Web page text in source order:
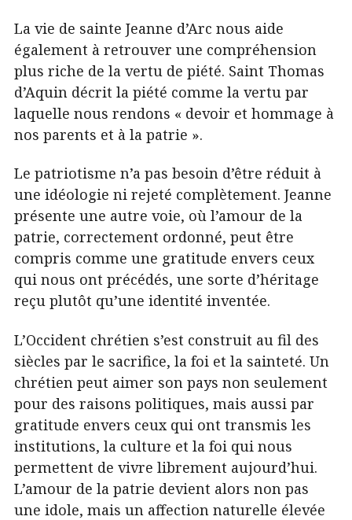
La vie de sainte Jeanne d’Arc nous aide
également à retrouver une compréhension
plus riche de la vertu de piété. Saint Thomas
d’Aquin décrit la piété comme la vertu par
laquelle nous rendons « devoir et hommage à
nos parents et à la patrie ».
Le patriotisme n’a pas besoin d’être réduit à
une idéologie ni rejeté complètement. Jeanne
présente une autre voie, où l’amour de la
patrie, correctement ordonné, peut être
compris comme une gratitude envers ceux
qui nous ont précédés, une sorte d’héritage
reçu plutôt qu’une identité inventée.
L’Occident chrétien s’est construit au fil des
siècles par le sacrifice, la foi et la sainteté. Un
chrétien peut aimer son pays non seulement
pour des raisons politiques, mais aussi par
gratitude envers ceux qui ont transmis les
institutions, la culture et la foi qui nous
permettent de vivre librement aujourd’hui.
L’amour de la patrie devient alors non pas
une idole, mais un affection naturelle élevée